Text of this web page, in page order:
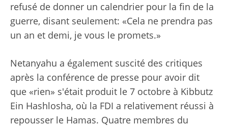
refusé de donner un calendrier pour la fin de la
guerre, disant seulement: «Cela ne prendra pas
un an et demi, je vous le promets.»
Netanyahu a également suscité des critiques
après la conférence de presse pour avoir dit
que «rien» s'était produit le 7 octobre à Kibbutz
Ein Hashlosha, où la FDI a relativement réussi à
repousser le Hamas. Quatre membres du